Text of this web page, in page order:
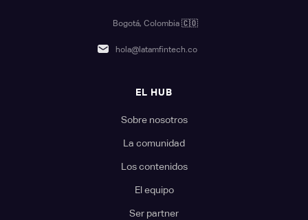
Bogotá, Colombia 🇨🇴
hola@latamfintech.co
EL HUB
Sobre nosotros
La comunidad
Los contenidos
El equipo
Ser partner